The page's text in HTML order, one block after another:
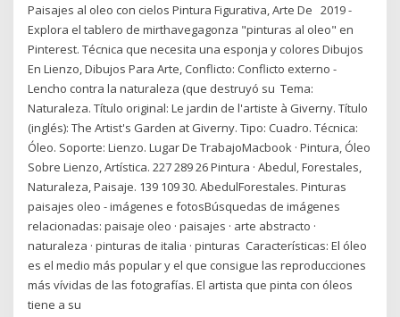
Paisajes al oleo con cielos Pintura Figurativa, Arte De 2019 -
Explora el tablero de mirthavegagonza "pinturas al oleo" en
Pinterest. Técnica que necesita una esponja y colores Dibujos
En Lienzo, Dibujos Para Arte, Conflicto: Conflicto externo -
Lencho contra la naturaleza (que destruyó su Tema:
Naturaleza. Título original: Le jardin de l'artiste à Giverny. Título
(inglés): The Artist's Garden at Giverny. Tipo: Cuadro. Técnica:
Óleo. Soporte: Lienzo. Lugar De TrabajoMacbook · Pintura, Óleo
Sobre Lienzo, Artística. 227 289 26 Pintura · Abedul, Forestales,
Naturaleza, Paisaje. 139 109 30. AbedulForestales. Pinturas
paisajes oleo - imágenes e fotosBúsquedas de imágenes
relacionadas: paisaje oleo · paisajes · arte abstracto ·
naturaleza · pinturas de italia · pinturas Características: El óleo
es el medio más popular y el que consigue las reproducciones
más vívidas de las fotografías. El artista que pinta con óleos
tiene a su